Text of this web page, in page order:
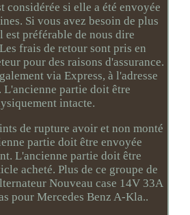
considérée si elle a été envoyée
Si vous avez besoin de plus
est préférable de nous dire
frais de retour sont pris en
pour des raisons d'assurance.
via Express, à l'adresse
L'ancienne partie doit être
intacte.
de rupture avoir et non monté
partie doit être envoyée
L'ancienne partie doit être
acheté. Plus de ce groupe de
Nouveau case 14V 33A
pour Mercedes Benz A-Kla..